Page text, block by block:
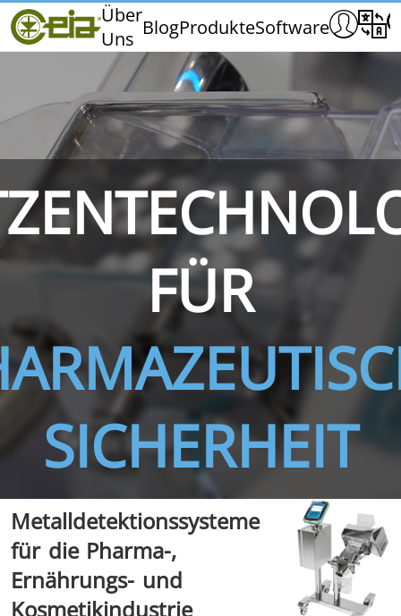
Über
Uns BlogProdukteSoftware
Home
CEIA
Messen und Veranstaltungen
THS/PH210 THS/PH210-FFV THS/
THS/PH21N-FB THS/PH21N-FFV
THS/
D25
THS/FBB
THS/MBB
THS/GMS21
THS/G21
FÜR
SICHERHEIT
Metalldetektionssysteme
für die Pharma-,
Ernährungs- und
Kosmetikindustrie